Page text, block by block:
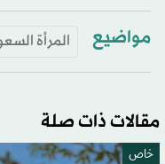
مواضيع المرأة
مقالات ذات صلة
خاص